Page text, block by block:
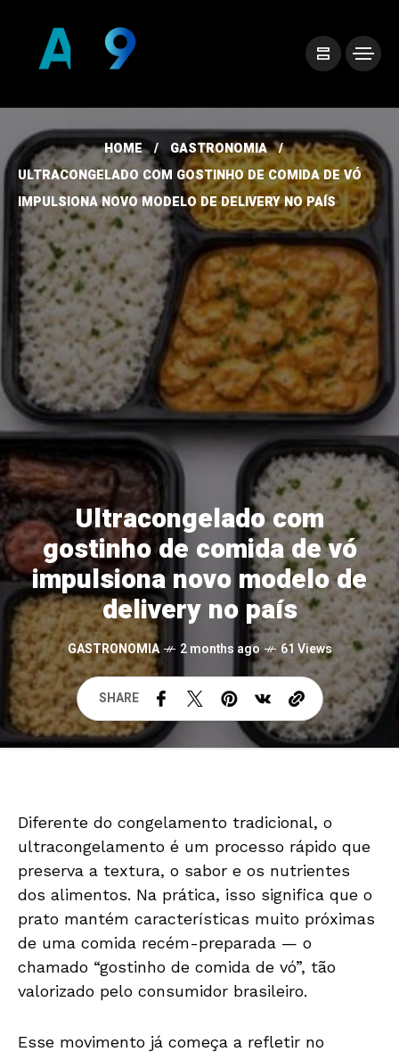
HOME
GASTRONOMIA
ULTRACONGELADO COM GOSTINHO DE COMIDA DE VÓ
IMPULSIONA NOVO MODELO DE DELIVERY NO PAÍS
Ultracongelado com
gostinho de comida de vó
impulsiona novo modelo de
delivery no país
GASTRONOMIA 2 months ago 61 Views
SHARE
Diferente do congelamento tradicional, o
ultracongelamento é um processo rápido que
preserva a textura, o sabor e os nutrientes
dos alimentos. Na prática, isso significa que o
prato mantém características muito próximas
de uma comida recém-preparada — o
chamado “gostinho de comida de vó”, tão
valorizado pelo consumidor brasileiro.
Esse movimento já começa a refletir no